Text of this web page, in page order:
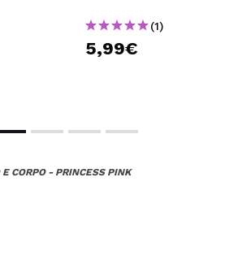
(1)
5,99€
CORPO - PRINCESS PINK